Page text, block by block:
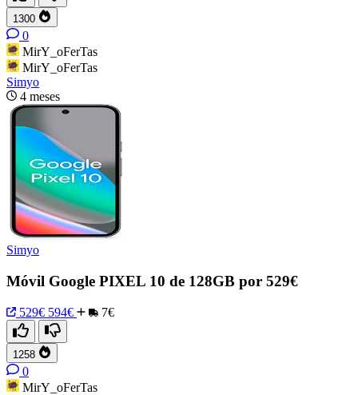
1300
0
MirY_oFerTas
MirY_oFerTas
Simyo
4 meses
Simyo
Móvil Google PIXEL 10 de 128GB por 529€
529€ 594€ 7€
1258
0
MirY_oFerTas